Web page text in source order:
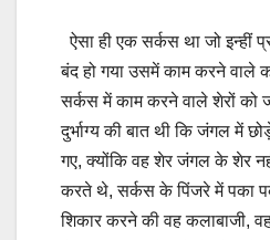
ऐसा ही एक सर्कस था जो इन्हीं
बंद हो गया उसमें काम करने वाले
सर्कस में काम करने वाले शेरों को
दुर्भाग्य की बात थी कि जंगल में
गए, क्योंकि वह शेर जंगल के शेर
करते थे, सर्कस के पिंजरे में पका
शिकार करने की वह कलाबाजी,